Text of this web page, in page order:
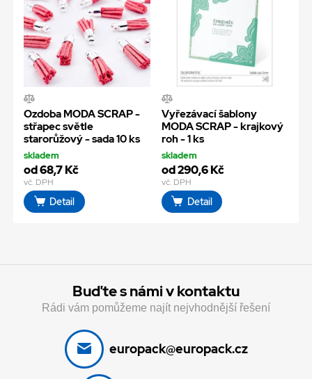
Ozdoba MODA SCRAP -
střapec světle
starorůžový - sada 10 ks
skladem
od 68,7 Kč
vč. DPH
Detail
Vyřezávací šablony
MODA SCRAP - krajkový
roh - 1 ks
skladem
od 290,6 Kč
vč. DPH
Detail
Buďte s námi v kontaktu
Rádi vám pomůžeme najít nejvhodnější řešení
europack@europack.cz